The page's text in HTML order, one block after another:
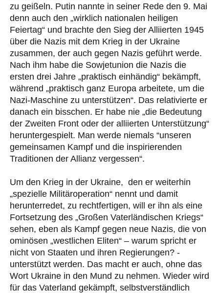
zu geißeln. Putin nannte in seiner Rede den 9. Mai
denn auch den „wirklich nationalen heiligen
Feiertag“ und brachte den Sieg der Alliierten 1945
über die Nazis mit dem Krieg in der Ukraine
zusammen, der auch gegen Nazis geführt werde.
Nach ihm habe die Sowjetunion die Nazis die
ersten drei Jahre „praktisch einhändig“ bekämpft,
während „praktisch ganz Europa arbeitete, um die
Nazi-Maschine zu unterstützen“. Das relativierte er
danach ein bisschen. Er habe nie „die Bedeutung
der Zweiten Front oder der alliierten Unterstützung“
heruntergespielt. Man werde niemals “unseren
gemeinsamen Kampf und die inspirierenden
Traditionen der Allianz vergessen“.
Um den Krieg in der Ukraine, den er weiterhin
„spezielle Militäroperation“ nennt und damit
herunterredet, zu rechtfertigen, will er ihn als eine
Fortsetzung des „Großen Vaterländischen Kriegs“
sehen, eben als Kampf gegen neue Nazis, die von
ominösen „westlichen Eliten“ – warum spricht er
nicht von Staaten und ihren Regierungen? -
unterstützt werden. Das macht er auch, ohne das
Wort Ukraine in den Mund zu nehmen. Wieder wird
für das Vaterland gekämpft, selbstverständlich